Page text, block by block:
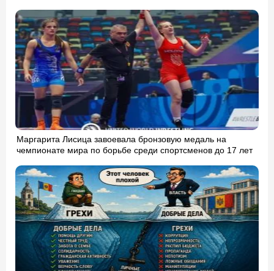
Маргарита Лисица завоевала бронзовую медаль на
чемпионате мира по борьбе среди спортсменов до 17 лет